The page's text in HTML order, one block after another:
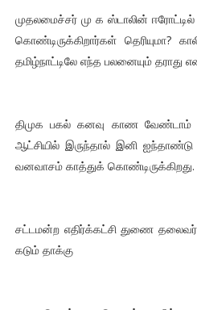
முதலமைச்சர் மு க ஸ்டாலின்
கொண்டிருக்கிறார்கள் தெரியுமா?
தமிழ்நாட்டிலே எந்த பலனையும் தராது
திமுக பகல் கனவு காண வேண்டாம்
ஆட்சியில் இருந்தால் இனி
வனவாசம் காத்துக் கொண்டிருக்கிறது.
சட்டமன்ற எதிர்க்கட்சி துணை தலைவர்
கடும் தாக்கு